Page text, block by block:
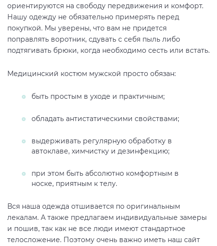
ориентируются на свободу передвижения и комфорт.
Нашу одежду не обязательно примерять перед
покупкой. Мы уверены, что вам не придется
поправлять воротник, сдувать с себя пыль либо
подтягивать брюки, когда необходимо сесть или встать.
Медицинский костюм мужской просто обязан:
быть простым в уходе и практичным;
обладать антистатическими свойствами;
выдерживать регулярную обработку в
автоклаве, химчистку и дезинфекцию;
при этом быть абсолютно комфортным в
носке, приятным к телу.
Вся наша одежда отшивается по оригинальным
лекалам. А также предлагаем индивидуальные замеры
и пошив, так как не все люди имеют стандартное
телосложение. Поэтому очень важно иметь наш сайт